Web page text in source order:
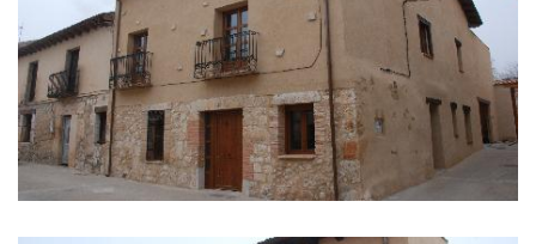
IMAGES